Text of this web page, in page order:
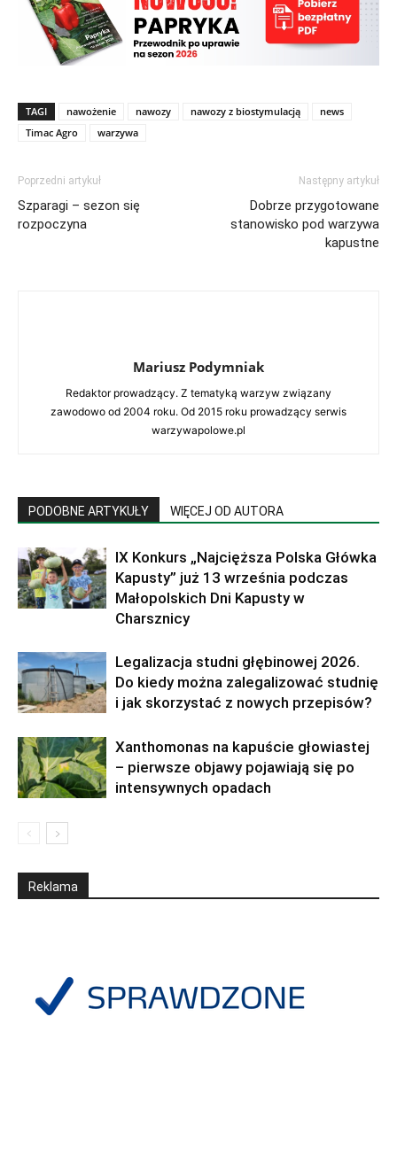
TAGI nawożenie nawozy nawozy z biostymulacją
news
Timac Agro
warzywa
Poprzedni artykuł
Szparagi – sezon się
rozpoczyna
Następny artykuł
Dobrze przygotowane
stanowisko pod warzywa
kapustne
Mariusz Podymniak
Redaktor prowadzący. Z tematyką warzyw związany
zawodowo od 2004 roku. Od 2015 roku prowadzący serwis
warzywapolowe.pl
PODOBNE ARTYKUŁY WIĘCEJ OD AUTORA
IX Konkurs „Najcięższa Polska Główka
Kapusty” już 13 września podczas
Małopolskich Dni Kapusty w
Charsznicy
Legalizacja studni głębinowej 2026.
Do kiedy można zalegalizować studnię
i jak skorzystać z nowych przepisów?
Xanthomonas na kapuście głowiastej
– pierwsze objawy pojawiają się po
intensywnych opadach
Reklama